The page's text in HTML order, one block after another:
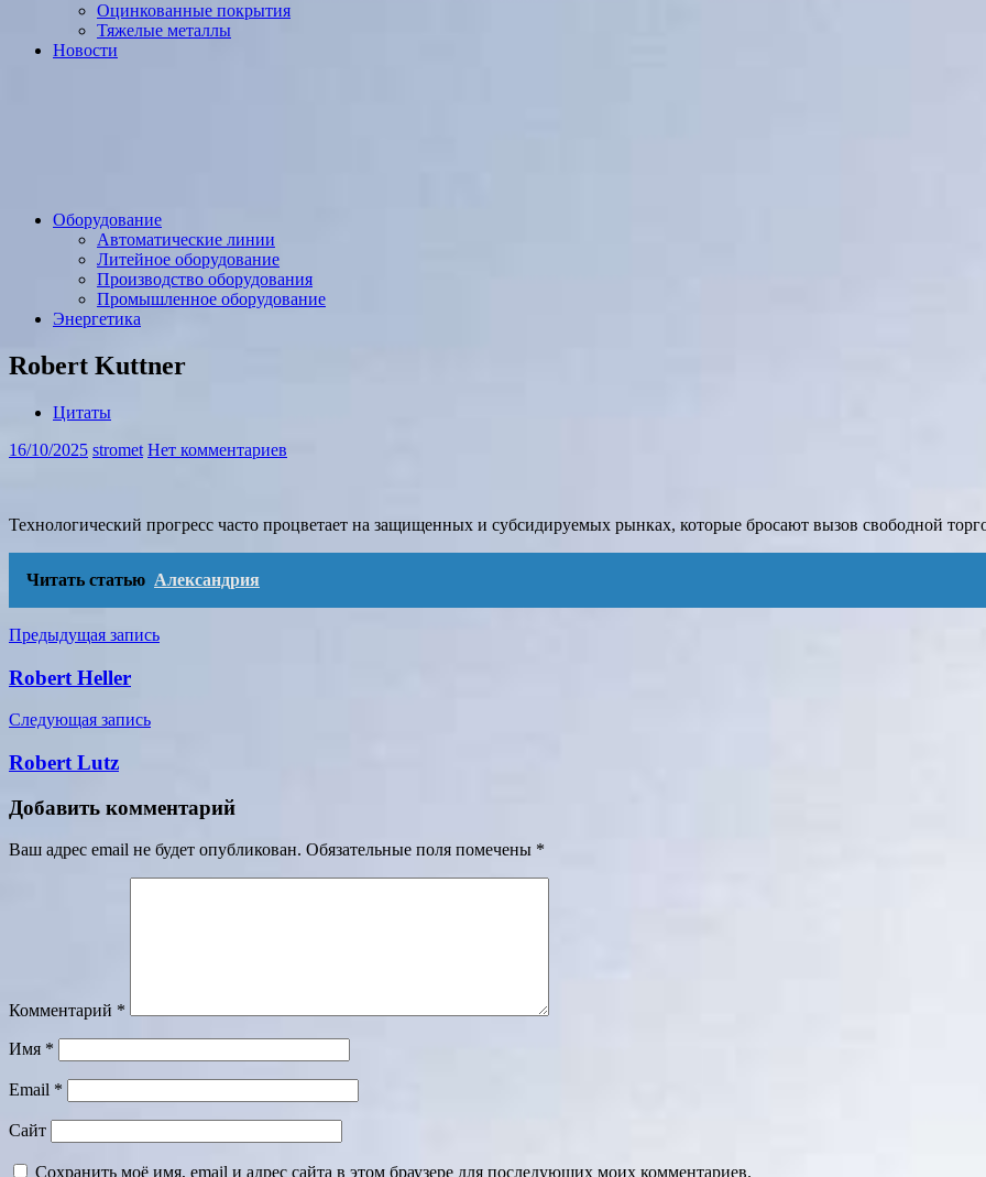
Оцинкованные покрытия
Тяжелые металлы
Новости
Оборудование
Автоматические линии
Литейное оборудование
Производство оборудования
Промышленное оборудование
Энергетика
Robert Kuttner
Цитаты
16/10/2025 stromet Нет комментариев
Технологический прогресс часто процветает на защищенных и субсидируемых рынках, которые бросают вызов свободной
Читать статью Александрия
Навигация
по
Предыдущая запись
Robert Heller
Следующая запись
Robert Lutz
Добавить комментарий
Ваш адрес email не будет опубликован. Обязательные поля помечены *
Комментарий *
Имя *
Email *
Сайт
Сохранить моё имя, email и адрес сайта в этом браузере для последующих моих комментариев.